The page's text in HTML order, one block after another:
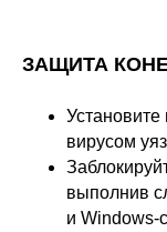
ЗАЩИТА
Установите
вирусом
выполнив
и Windows-